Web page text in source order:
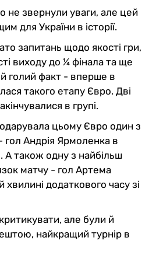
не звернули уваги, але цей
для України в історії.
запитань щодо якості гри,
виходу до ¼ фінала та ще
голий факт - вперше в
такого етапу Євро. Дві
в групі.
цьому Євро один з
гол Андрія Ярмоленка в
А також одну з найбільш
матчу - гол Артема
хвилині додаткового часу зі
але були й
найкращий турнір в